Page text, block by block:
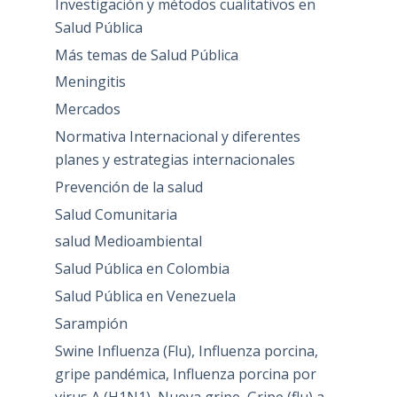
Investigación y métodos cualitativos en
Salud Pública
Más temas de Salud Pública
Meningitis
Mercados
Normativa Internacional y diferentes
planes y estrategias internacionales
Prevención de la salud
Salud Comunitaria
salud Medioambiental
Salud Pública en Colombia
Salud Pública en Venezuela
Sarampión
Swine Influenza (Flu), Influenza porcina,
gripe pandémica, Influenza porcina por